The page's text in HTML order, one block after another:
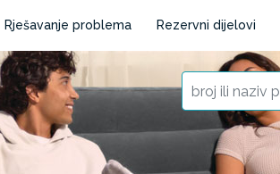
Rješavanje problema Rezervni dijelovi